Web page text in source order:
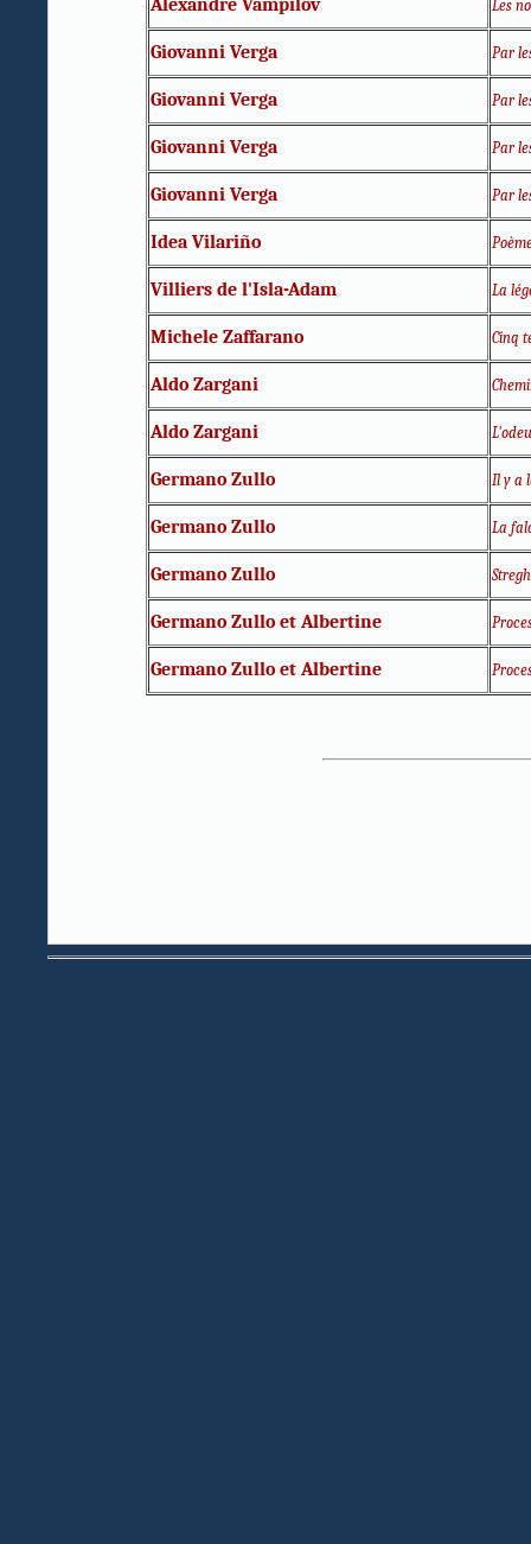
Alexandre Vampilov Les
Giovanni Verga Par
Giovanni Verga Par
Giovanni Verga Par
Giovanni Verga Par
Idea Vilariño
Villiers de l'Isla-Adam La
Michele Zaffarano Cinq
Aldo Zargani
Aldo Zargani
Germano Zullo Il y a
Germano Zullo La
Germano Zullo
Germano Zullo et Albertine
Germano Zullo et Albertine